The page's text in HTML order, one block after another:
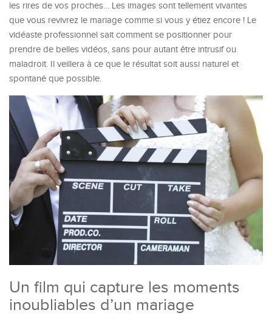
les rires de vos proches… Les images sont tellement vivantes
que vous revivrez le mariage comme si vous y étiez encore ! Le
vidéaste professionnel sait comment se positionner pour
prendre de belles vidéos, sans pour autant être intrusif ou
maladroit. Il veillera à ce que le résultat soit aussi naturel et
spontané que possible.
Un film qui capture les moments
inoubliables d’un mariage